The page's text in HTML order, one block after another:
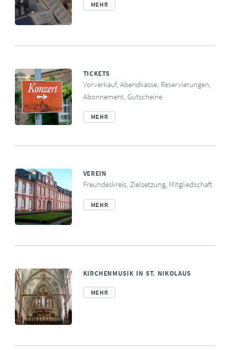
MEHR
TICKETS
Vorverkauf, Abendkasse, Reservierungen,
Abonnement, Gutscheine
MEHR
VEREIN
Freundeskreis, Zielsetzung, Mitgliedschaft
MEHR
KIRCHENMUSIK IN ST. NIKOLAUS
MEHR